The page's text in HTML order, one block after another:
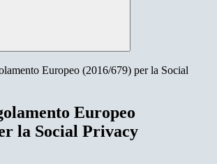
Europeo (2016/679) per la Social
Europeo
la Social Privacy